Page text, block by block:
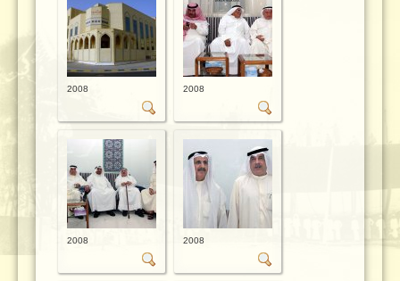
2008 2008
2008 2008